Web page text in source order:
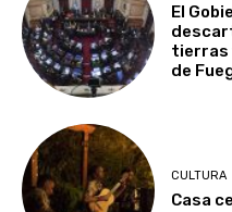
El
tierras
de
CULTURA
Casa